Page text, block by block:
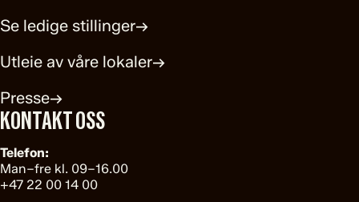
Se ledige stillinger→
Utleie av våre lokaler→
Presse→
KONTAKT OSS
Telefon:
Man–fre kl. 09–16.00
+47 22 00 14 00